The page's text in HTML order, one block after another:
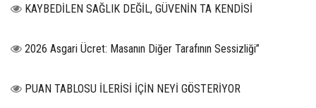
KAYBEDİLEN SAĞLIK DEĞİL, GÜVENİN TA KENDİSİ
2026 Asgari Ücret: Masanın Diğer Tarafının Sessizliği”
PUAN TABLOSU İLERİSİ İÇİN NEYİ GÖSTERİYOR